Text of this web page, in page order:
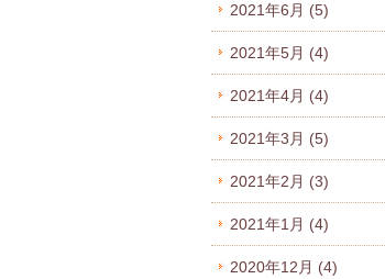
2021年6月 (5)
2021年5月 (4)
2021年4月 (4)
2021年3月 (5)
2021年2月 (3)
2021年1月 (4)
2020年12月 (4)